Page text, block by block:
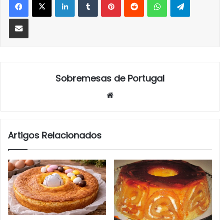
Partilhar Via Email
Sobremesas de Portugal
Artigos Relacionados